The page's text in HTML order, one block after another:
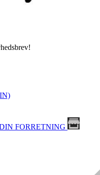
FORRETNING